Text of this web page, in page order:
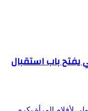
يفتح باب استقبال